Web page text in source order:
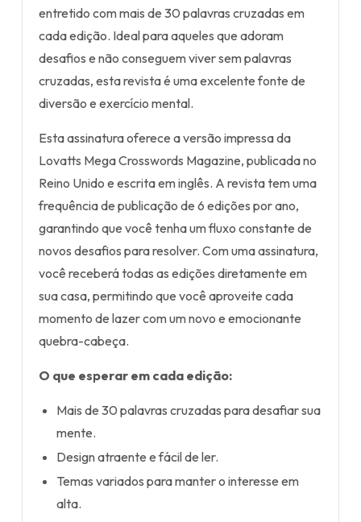
entretido com mais de 30 palavras cruzadas em
cada edição. Ideal para aqueles que adoram
desafios e não conseguem viver sem palavras
cruzadas, esta revista é uma excelente fonte de
diversão e exercício mental.
Esta assinatura oferece a versão impressa da
Lovatts Mega Crosswords Magazine, publicada no
Reino Unido e escrita em inglês. A revista tem uma
frequência de publicação de 6 edições por ano,
garantindo que você tenha um fluxo constante de
novos desafios para resolver. Com uma assinatura,
você receberá todas as edições diretamente em
sua casa, permitindo que você aproveite cada
momento de lazer com um novo e emocionante
quebra-cabeça.
O que esperar em cada edição:
Mais de 30 palavras cruzadas para desafiar sua
mente.
Design atraente e fácil de ler.
Temas variados para manter o interesse em
alta.